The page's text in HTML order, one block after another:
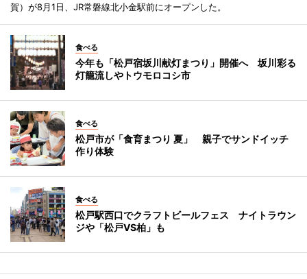
賀）が8月1日、JR常磐線北小金駅前にオープンした。
食べる
今年も「松戸宿坂川献灯まつり」開催へ 坂川彩る
灯籠流しやトウモロコシ市
食べる
松戸市が「食育まつり 夏」 親子でサンドイッチ
作り体験
食べる
松戸駅西口でクラフトビールフェス ナイトラウン
ジや「松戸VS柏」も